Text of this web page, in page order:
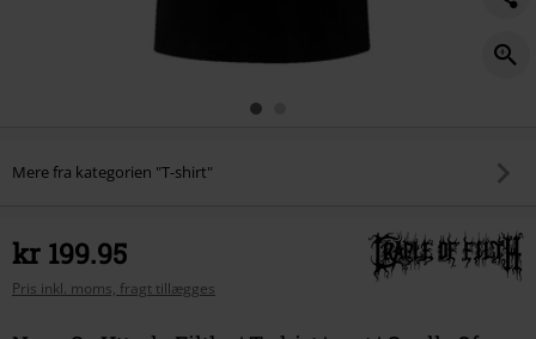
Mere fra kategorien "T-shirt"
kr 199.95
Pris inkl. moms, fragt tillægges